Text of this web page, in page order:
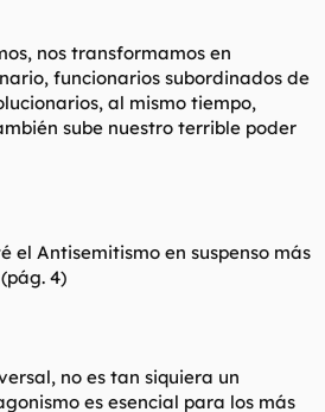
nos transformamos en
funcionarios subordinados de
al mismo tiempo,
sube nuestro terrible poder
el Antisemitismo en suspenso más
4)
no es tan siquiera un
es esencial para los más